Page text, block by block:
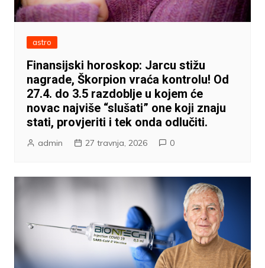
astro
Finansijski horoskop: Jarcu stižu
nagrade, Škorpion vraća kontrolu! Od
27.4. do 3.5 razdoblje u kojem će
novac najviše “slušati” one koji znaju
stati, provjeriti i tek onda odlučiti.
admin 27 travnja, 2026 0